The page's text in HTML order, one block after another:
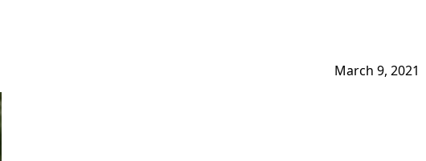
March 9, 2021